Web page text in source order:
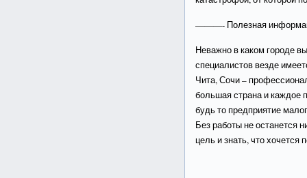
———- Полезная
Неважно в каком городе
специалистов везде
Чита, Сочи –
большая страна и каждое
будь то предприятие
Без работы не останется
цель и знать, что хочется